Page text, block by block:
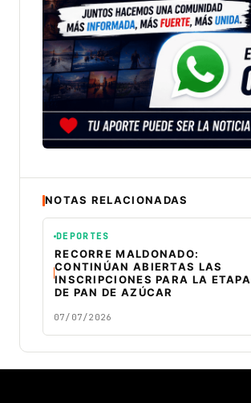
NOTAS RELACIONADAS
DEPORTES
RECORRE MALDONADO:
CONTINÚAN ABIERTAS LAS
INSCRIPCIONES PARA LA ETAPA
DE PAN DE AZÚCAR
07/07/2026